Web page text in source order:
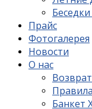
Прайс
Фотогалерея
Новости
О нас
Банкет